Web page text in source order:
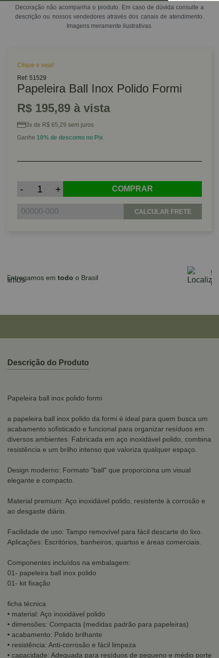
Decoração não acompanha o produto. Em caso de dúvida consulte a
descrição ou nossos vendedores através dos canais de atendimento.
Imagens meramente ilustrativas.
Clique e veja!
Ref: 51529
Papeleira Ball Inox Polido Formi
R$ 195,89 à vista
3x de R$ 65,29 sem juros
Ganhe 10% de desconto no Pix
- + COMPRAR
CALCULAR FRETE
para compras acima de R$590,00
Descrição do Produto
Papeleira ball inox polido formi
a papeleira ball inox polido da formi é ideal para quem busca um
acabamento sofisticado e funcional para organizar resíduos em
diversos ambientes. Fabricada em aço inoxidável polido, combina
resistência e um brilho intenso que valoriza qualquer espaço.
Design moderno: Formato "ball" que proporciona um visual
elegante e compacto.
Material premium: Aço inoxidável polido, resistente à corrosão e
ao desgaste diário.
Facilidade de uso: Tampo removível para fácil descarte do lixo.
Aplicações: Escritórios, banheiros, quartos e áreas comerciais.
Componentes incluídos na embalagem:
01- papeleira ball inox polido
01- kit fixação
ficha técnica
• material: Aço inoxidável polido
• dimensões: Compacta (medidas padrão para papeleiras)
• acabamento: Polido brilhante
• resistência: Anti-corrosão e fácil limpeza
• capacidade: Adequada para resíduos de pequeno e médio porte